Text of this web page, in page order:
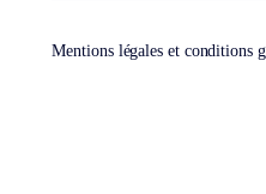
Mentions légales et conditions